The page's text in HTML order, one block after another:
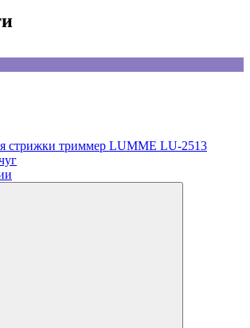
стрижки триммер LUMME LU-2513